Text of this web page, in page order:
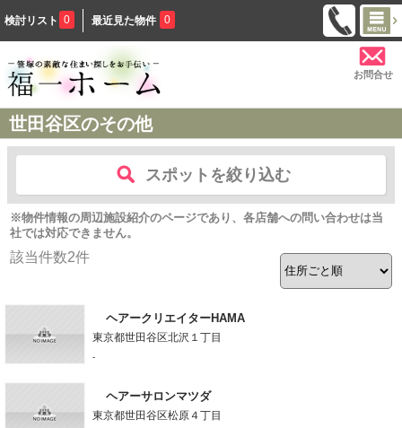
検討リスト 0 最近見た物件 0
お問合せ
世田谷区のその他
スポットを絞り込む
※物件情報の周辺施設紹介のページであり、各店舗への問い合わせは当
社では対応できません。
該当件数2件
ヘアークリエイターHAMA
東京都世田谷区北沢１丁目
-
ヘアーサロンマツダ
東京都世田谷区松原４丁目